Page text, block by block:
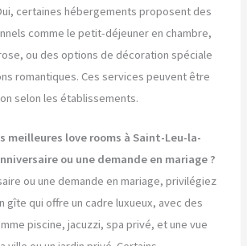
certaines hébergements proposent des
comme le petit-déjeuner en chambre,
ou des options de décoration spéciale
romantiques. Ces services peuvent être
selon les établissements.
meilleures love rooms à Saint-Leu-la-
ou une demande en mariage ?
ou une demande en mariage, privilégiez
gîte qui offre un cadre luxueux, avec des
piscine, jacuzzi, spa privé, et une vue